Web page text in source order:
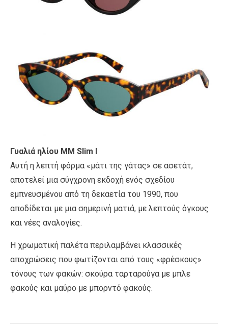
Γυαλιά ηλίου MM Slim I
Αυτή η λεπτή φόρμα «μάτι της γάτας» σε ασετάτ,
αποτελεί μια σύγχρονη εκδοχή ενός σχεδίου
εμπνευσμένου από τη δεκαετία του 1990, που
αποδίδεται με μια σημερινή ματιά, με λεπτούς όγκους
και νέες αναλογίες.
Η χρωματική παλέτα περιλαμβάνει κλασσικές
αποχρώσεις που φωτίζονται από τους «φρέσκους»
τόνους των φακών: σκούρα ταρταρούγα με μπλε
φακούς και μαύρο με μπορντό φακούς.